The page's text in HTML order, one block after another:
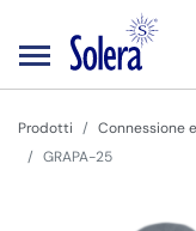
Prodotti Connessione
GRAPA-25